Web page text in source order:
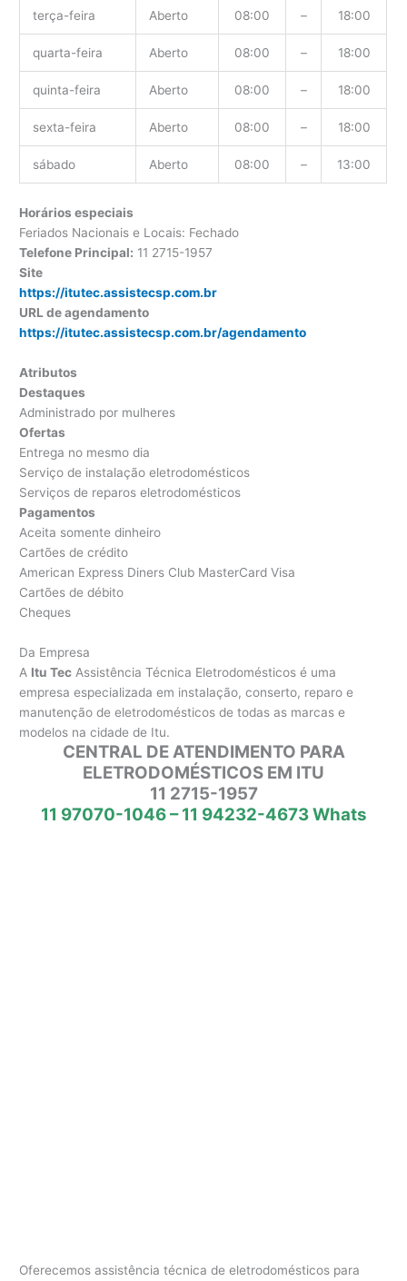
terça-feira Aberto 08:00 – 18:00
quarta-feira Aberto 08:00 – 18:00
quinta-feira Aberto 08:00 – 18:00
sexta-feira Aberto 08:00 – 18:00
sábado Aberto 08:00 – 13:00
Horários especiais
Feriados Nacionais e Locais: Fechado
Telefone Principal: 11 2715-1957
Site
https://itutec.assistecsp.com.br
URL de agendamento
https://itutec.assistecsp.com.br/agendamento
Atributos
Destaques
Administrado por mulheres
Ofertas
Entrega no mesmo dia
Serviço de instalação eletrodomésticos
Serviços de reparos eletrodomésticos
Pagamentos
Aceita somente dinheiro
Cartões de crédito
American Express Diners Club MasterCard Visa
Cartões de débito
Cheques
Da Empresa
A Itu Tec Assistência Técnica Eletrodomésticos é uma
empresa especializada em instalação, conserto, reparo e
manutenção de eletrodomésticos de todas as marcas e
modelos na cidade de Itu.
CENTRAL DE ATENDIMENTO PARA
ELETRODOMÉSTICOS EM ITU
11 2715-1957
11 97070-1046 – 11 94232-4673 Whats
Oferecemos assistência técnica de eletrodomésticos para